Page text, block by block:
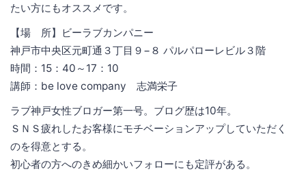
たい方にもオススメです。
【場 所】ビーラブカンパニー
神戸市中央区元町通３丁目９−８ パルパローレビル３階
時間：15：40～17：10
講師：be love company 志満栄子
ラブ神戸女性ブロガー第一号。ブログ歴は10年。
ＳＮＳ疲れしたお客様にモチベーションアップしていただく
のを得意とする。
初心者の方へのきめ細かいフォローにも定評がある。